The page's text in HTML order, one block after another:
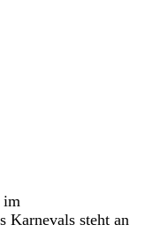
im
Karnevals steht an